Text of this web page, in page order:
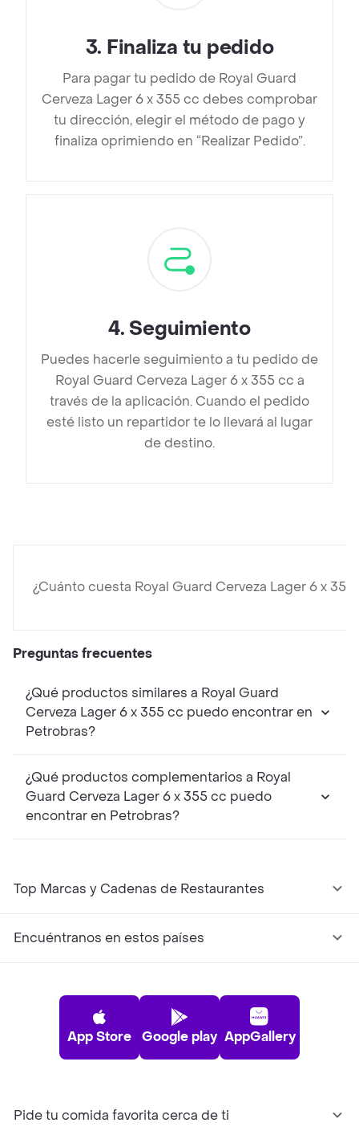
3. Finaliza tu pedido
Para pagar tu pedido de Royal Guard
Cerveza Lager 6 x 355 cc debes comprobar
tu dirección, elegir el método de pago y
finaliza oprimiendo en “Realizar Pedido”.
4. Seguimiento
Puedes hacerle seguimiento a tu pedido de
Royal Guard Cerveza Lager 6 x 355 cc a
través de la aplicación. Cuando el pedido
esté listo un repartidor te lo llevará al lugar
de destino.
¿Cuánto cuesta Royal Guard Cerveza Lager 6 x 355
Preguntas frecuentes
¿Qué productos similares a Royal Guard
Cerveza Lager 6 x 355 cc puedo encontrar en
Petrobras?
¿Qué productos complementarios a Royal
Guard Cerveza Lager 6 x 355 cc puedo
encontrar en Petrobras?
Top Marcas y Cadenas de Restaurantes
Encuéntranos en estos países
App Store Google play AppGallery
Pide tu comida favorita cerca de ti